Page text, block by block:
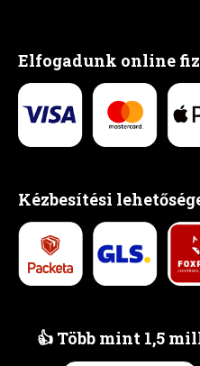
Elfogadunk online
Kézbesítési
👍 Több mint 1,5